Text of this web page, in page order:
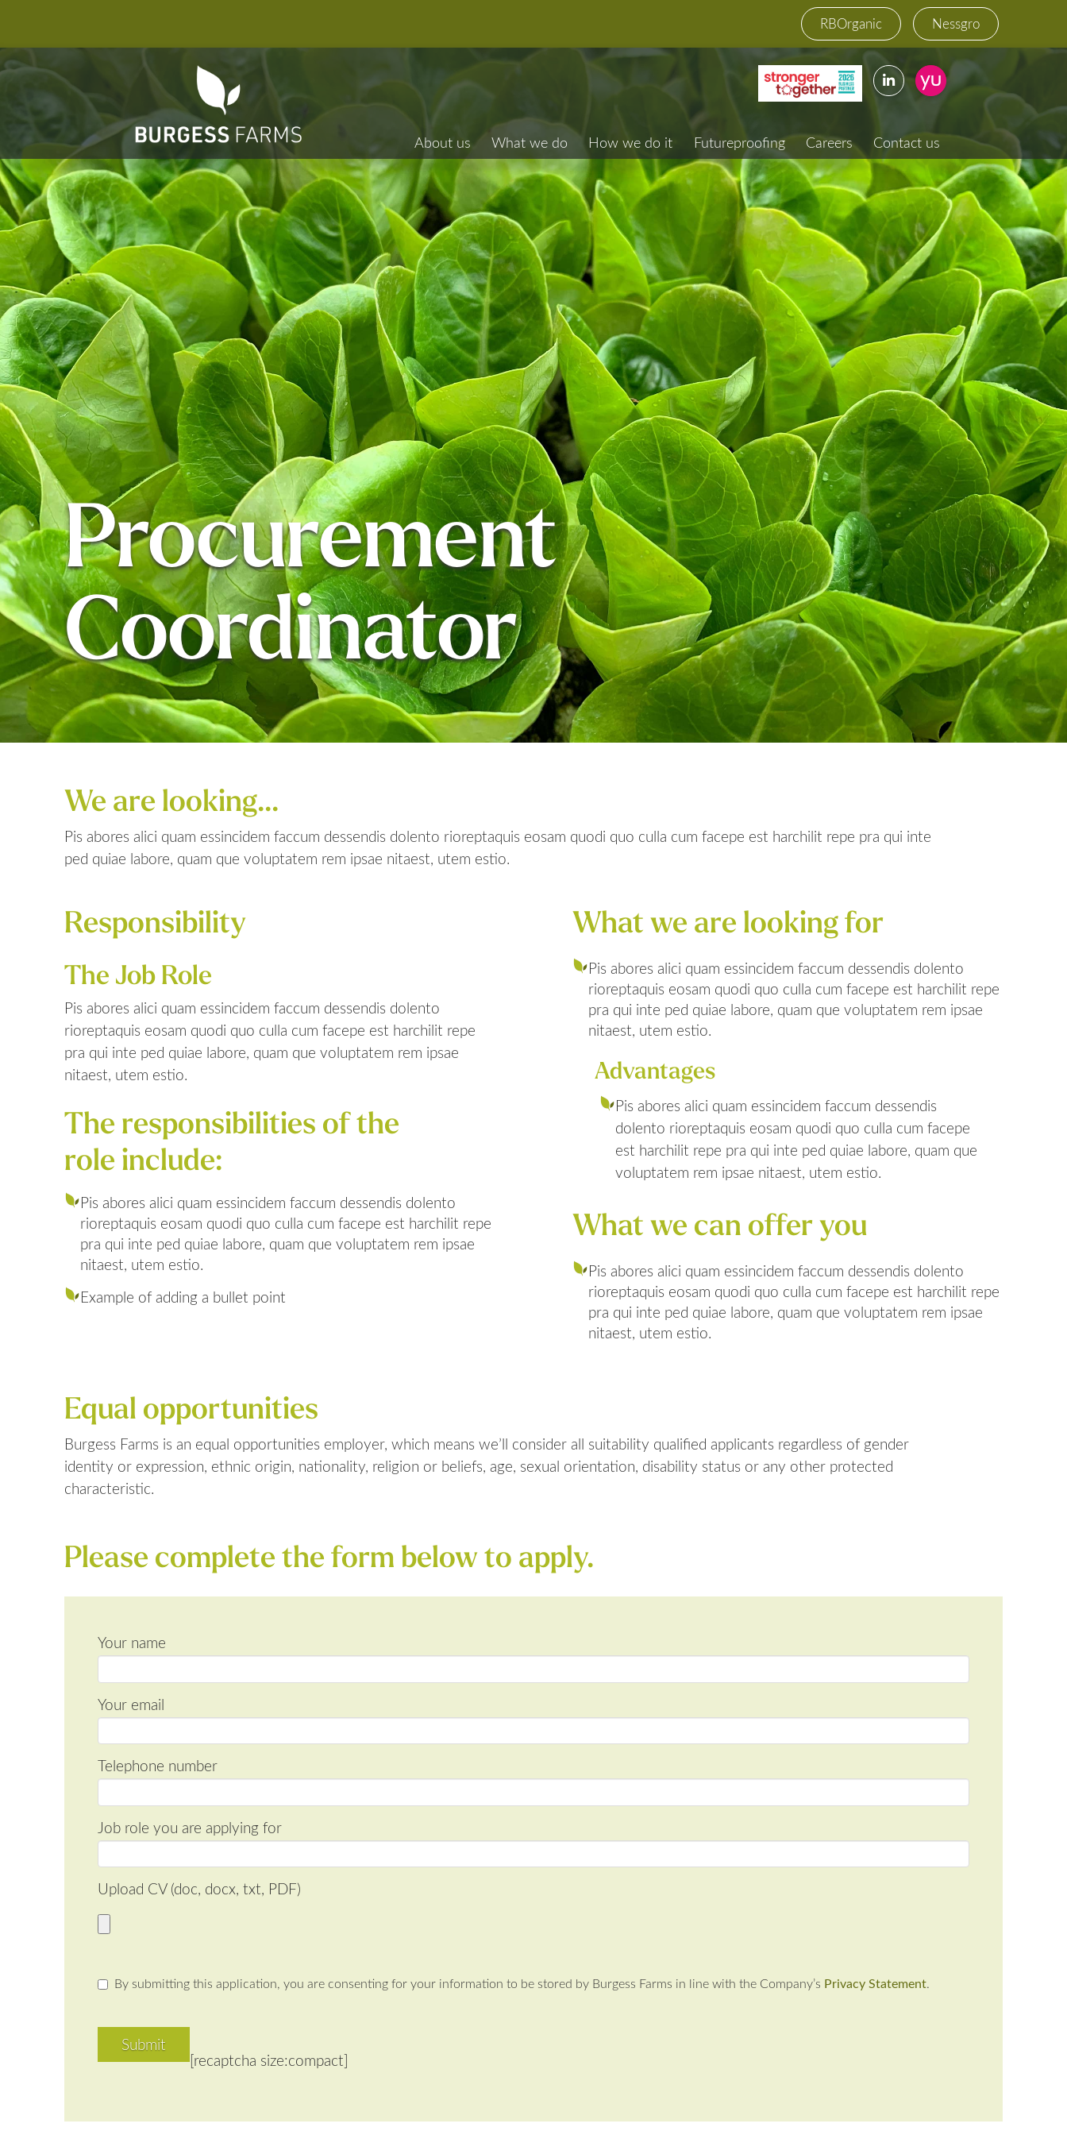
RBOrganic Nessgro
About us What we do How we do it Futureproofing Careers Contact us
Procurement
Coordinator
We are looking...
Pis abores alici quam essincidem faccum dessendis dolento rioreptaquis eosam quodi quo culla cum facepe est harchilit repe pra qui inte
ped quiae labore, quam que voluptatem rem ipsae nitaest, utem estio.
Responsibility
The Job Role
Pis abores alici quam essincidem faccum dessendis dolento
rioreptaquis eosam quodi quo culla cum facepe est harchilit repe
pra qui inte ped quiae labore, quam que voluptatem rem ipsae
nitaest, utem estio.
The responsibilities of the
role include:
Pis abores alici quam essincidem faccum dessendis dolento
rioreptaquis eosam quodi quo culla cum facepe est harchilit repe
pra qui inte ped quiae labore, quam que voluptatem rem ipsae
nitaest, utem estio.
Example of adding a bullet point
What we are looking for
Pis abores alici quam essincidem faccum dessendis dolento
rioreptaquis eosam quodi quo culla cum facepe est harchilit repe
pra qui inte ped quiae labore, quam que voluptatem rem ipsae
nitaest, utem estio.
Advantages
Pis abores alici quam essincidem faccum dessendis
dolento rioreptaquis eosam quodi quo culla cum facepe
est harchilit repe pra qui inte ped quiae labore, quam que
voluptatem rem ipsae nitaest, utem estio.
What we can offer you
Pis abores alici quam essincidem faccum dessendis dolento
rioreptaquis eosam quodi quo culla cum facepe est harchilit repe
pra qui inte ped quiae labore, quam que voluptatem rem ipsae
nitaest, utem estio.
Equal opportunities
Burgess Farms is an equal opportunities employer, which means we’ll consider all suitability qualified applicants regardless of gender
identity or expression, ethnic origin, nationality, religion or beliefs, age, sexual orientation, disability status or any other protected
characteristic.
Please complete the form below to apply.
Your name
Your email
Telephone number
Job role you are applying for
Upload CV (doc, docx, txt, PDF)
By submitting this application, you are consenting for your information to be stored by Burgess Farms in line with the Company’s Privacy Statement.
[recaptcha size:compact]